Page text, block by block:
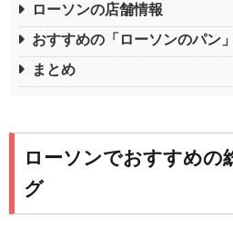
ローソンの店舗情報
おすすめの「ローソンのパン
まとめ
ローソンでおすすめの
グ